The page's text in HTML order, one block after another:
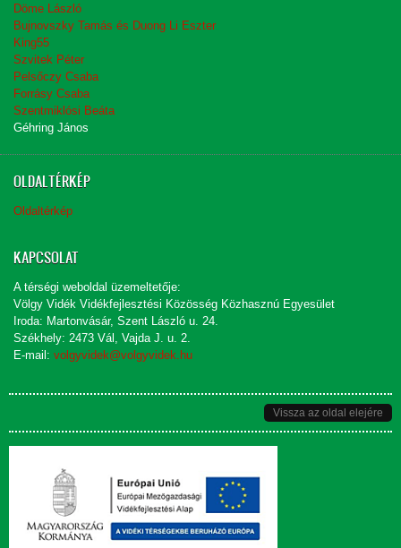
Döme László
Bujnovszky Tamás és Duong Li Eszter
King55
Szvitek Péter
Pelsőczy Csaba
Forrásy Csaba
Szentmiklósi Beáta
Géhring János
OLDALTÉRKÉP
Oldaltérkép
KAPCSOLAT
A térségi weboldal üzemeltetője:
Völgy Vidék Vidékfejlesztési Közösség Közhasznú Egyesület
Iroda: Martonvásár, Szent László u. 24.
Székhely: 2473 Vál, Vajda J. u. 2.
E-mail: volgyvidek@volgyvidek.hu
Vissza az oldal elejére